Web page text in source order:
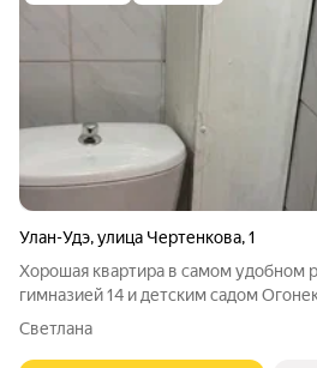
Улан-Удэ,улица Чертенкова,1
Хорошая квартира в самом удобном
гимназией 14 и детским садом
балконом . Рядом очень развитая
Светлана